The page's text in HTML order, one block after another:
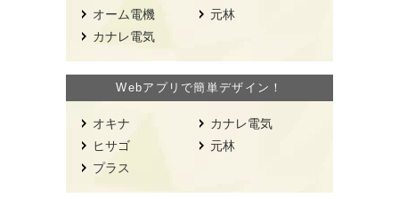
オーム電機
カナレ電気
元林
Webアプリで簡単デザイン！
オキナ
ヒサゴ
プラス
カナレ電気
元林